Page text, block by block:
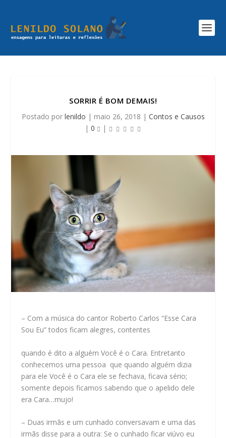
SORRIR É BOM DEMAIS!
Postado por lenildo | maio 26, 2018 | Contos e Causos
| 0 |
– Com a música do cantor Roberto Carlos “Esse Cara
Sou Eu” todos ficam alegres, contentes
quando é dito a alguém Você é o Cara. Entretanto
conhecemos uma pessoa que quando alguém dizia
para ele Você é o Cara ele se fechava, ficava sério;
somente depois ficamos sabendo que o apelido dele
era Cara…mujo!
– Duas irmãs e um cunhado conversavam e uma das
irmãs disse para a outra: Se o cunhado ficar viúvo eu